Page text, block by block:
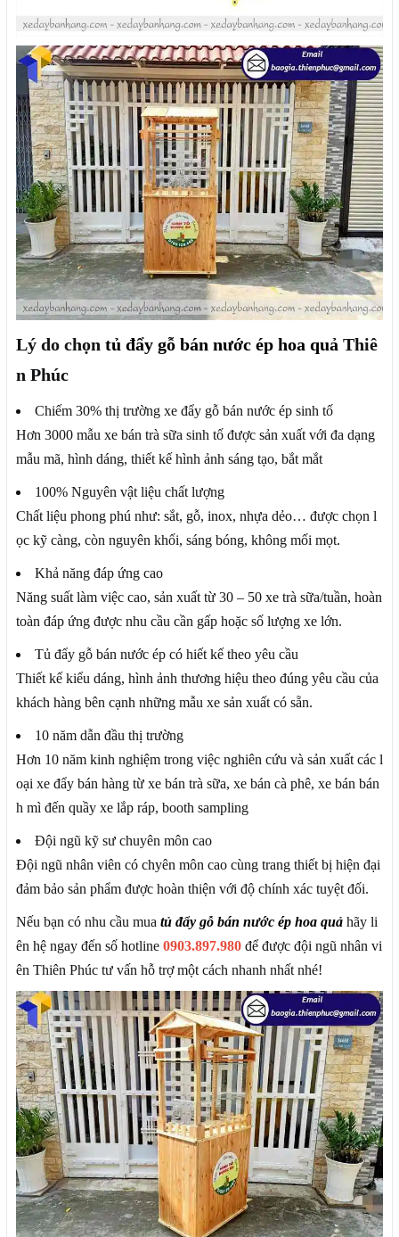
Lý do chọn tủ đẩy gỗ bán nước ép hoa quả Thiê
n Phúc
Chiếm 30% thị trường xe đẩy gỗ bán nước ép sinh tố
Hơn 3000 mẫu xe bán trà sữa sinh tố được sản xuất với đa dạng
mẫu mã, hình dáng, thiết kế hình ảnh sáng tạo, bắt mắt
100% Nguyên vật liệu chất lượng
Chất liệu phong phú như: sắt, gỗ, inox, nhựa dẻo… được chọn l
ọc kỹ càng, còn nguyên khối, sáng bóng, không mối mọt.
Khả năng đáp ứng cao
Năng suất làm việc cao, sản xuất từ 30 – 50 xe trà sữa/tuần, hoàn
toàn đáp ứng được nhu cầu cần gấp hoặc số lượng xe lớn.
Tủ đẩy gỗ bán nước ép có hiết kế theo yêu cầu
Thiết kế kiểu dáng, hình ảnh thương hiệu theo đúng yêu cầu của
khách hàng bên cạnh những mẫu xe sản xuất có sẵn.
10 năm dẫn đầu thị trường
Hơn 10 năm kinh nghiệm trong việc nghiên cứu và sản xuất các l
oại xe đẩy bán hàng từ xe bán trà sữa, xe bán cà phê, xe bán bán
h mì đến quầy xe lắp ráp, booth sampling
Đội ngũ kỹ sư chuyên môn cao
Đội ngũ nhân viên có chyên môn cao cùng trang thiết bị hiện đại
đảm bảo sản phẩm được hoàn thiện với độ chính xác tuyệt đối.
Nếu bạn có nhu cầu mua tủ đẩy gỗ bán nước ép hoa quả hãy li
ên hệ ngay đến số hotline 0903.897.980 để được đội ngũ nhân vi
ên Thiên Phúc tư vấn hỗ trợ một cách nhanh nhất nhé!